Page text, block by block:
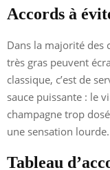
Accords à
Dans la majorité des
très gras peuvent
classique, c’est de
sauce puissante : le
champagne trop
une sensation lourde.
Tableau